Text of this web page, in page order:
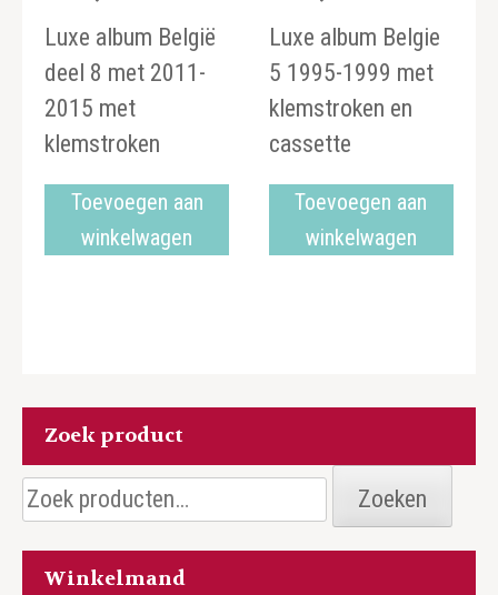
Luxe album België
deel 8 met 2011-
2015 met
klemstroken
Toevoegen aan
winkelwagen
Luxe album Belgie
5 1995-1999 met
klemstroken en
cassette
Toevoegen aan
winkelwagen
Zoek product
Zoeken
naar:
Zoeken
Winkelmand